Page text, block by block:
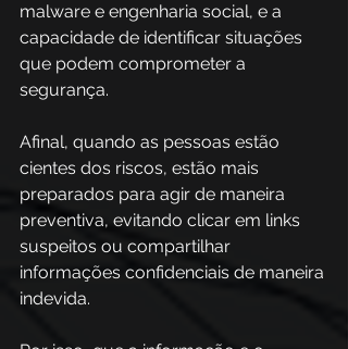
malware e engenharia social, e a
capacidade de identificar situações
que podem comprometer a
segurança.
Afinal, quando as pessoas estão
cientes dos riscos, estão mais
preparados para agir de maneira
preventiva, evitando clicar em links
suspeitos ou compartilhar
informações confidenciais de maneira
indevida.